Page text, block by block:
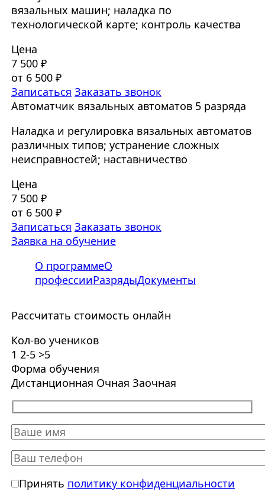
вязальных машин; наладка по
технологической карте; контроль качества
Цена
7 500 ₽
от 6 500 ₽
Записаться Заказать звонок
Автоматчик вязальных автоматов 5 разряда
Наладка и регулировка вязальных автоматов
различных типов; устранение сложных
неисправностей; наставничество
Цена
7 500 ₽
от 6 500 ₽
Записаться Заказать звонок
Заявка на обучение
О программеО
профессииРазрядыДокументы
Рассчитать стоимость онлайн
Кол-во учеников
1 2-5 >5
Форма обучения
Дистанционная Очная Заочная
Принять политику конфиденциальности